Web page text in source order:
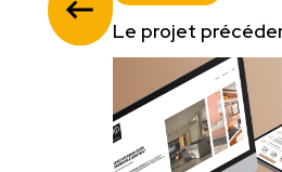
Le projet